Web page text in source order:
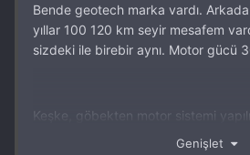
Bende geotech marka vardı.
yıllar 100 120 km seyir mesafem
sizdeki ile birebir aynı. Motor gücü
Keşke, göbekten motor sistemi
noktada olan tork muhteşem ve pilin
Genişlet